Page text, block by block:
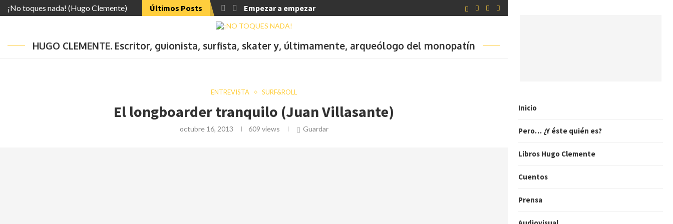
Inicio
Pero… ¿Y éste quién es?
Libros Hugo Clemente
Cuentos
Prensa
¡No toques nada! (Hugo Clemente) Últimos Posts Empezar a empezar
HUGO CLEMENTE. Escritor, guionista, surfista, skater y, últimamente, arqueólogo del monopatín
ENTREVISTA SURF&ROLL
El longboarder tranquilo (Juan Villasante)
octubre 16, 2013 609 views Guardar